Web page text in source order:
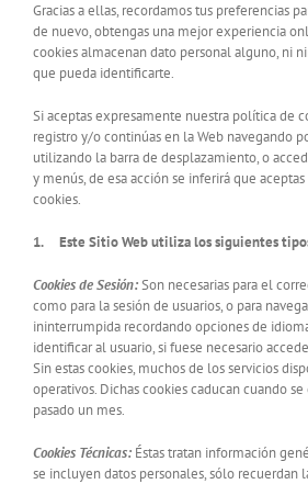
Gracias a ellas, recordamos tus preferencias
de nuevo, obtengas una mejor experiencia
cookies almacenan dato personal alguno, ni
que pueda identificarte.
Si aceptas expresamente nuestra política de
registro y/o continúas en la Web navegando
utilizando la barra de desplazamiento, o
y menús, de esa acción se inferirá que
cookies.
1. Este Sitio Web utiliza los siguientes
Cookies de Sesión:Son necesarias para el
como para la sesión de usuarios, o para
ininterrumpida recordando opciones de
identificar al usuario, si fuese necesario
Sin estas cookies, muchos de los servicios
operativos. Dichas cookies caducan cuando
pasado un mes.
Cookies Técnicas: Éstas tratan información
se incluyen datos personales, sólo recuerdan